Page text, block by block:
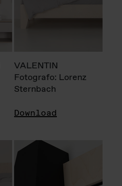
VALENTIN
Fotografo: Lorenz
Sternbach
Download